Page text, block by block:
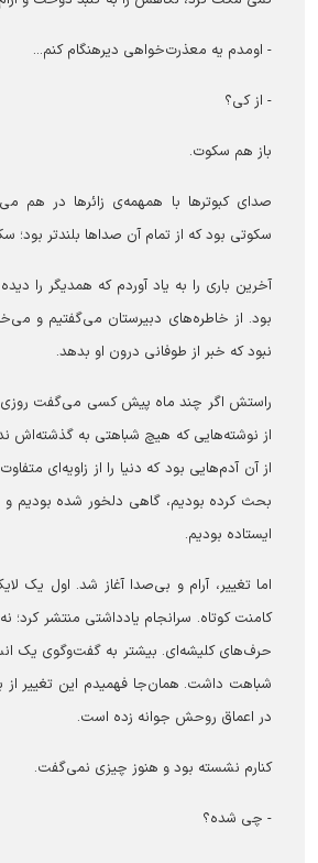
- اومدم یه معذرت‌خواهی دیر‌هنگام کنم...
- از کی؟
باز هم سکوت.
صدای کبوترها با همهمه‌ی زائرها در هم
سکوتی بود که از تمام آن صداها بلندتر
آخرین باری را به یاد آوردم که همدیگر را
بود. از خاطره‌های دبیرستان می‌گفتیم و
نبود که خبر از طوفانی درون او بدهد.
راستش اگر چند ماه پیش کسی می‌گفت
از نوشته‌هایی که هیچ شباهتی به گذشته‌اش
از آن آدم‌هایی بود که دنیا را از زاویه‌ای
بحث کرده بودیم، گاهی دلخور شده بودیم و
ایستاده بودیم.
اما تغییر، آرام و بی‌صدا آغاز شد. اول یک
کامنت کوتاه. سرانجام یادداشتی منتشر کرد؛
حرف‌های کلیشه‌ای. بیشتر به گفت‌وگوی یک
شباهت داشت. همان‌جا فهمیدم این تغییر از
در اعماق روحش جوانه زده است.
کنارم نشسته بود و هنوز چیزی نمی‌گفت.
- چی شده؟